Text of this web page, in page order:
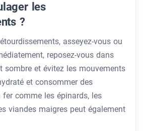
les
?
asseyez-vous ou
reposez-vous dans
sombre et évitez les mouvements
et consommer des
comme les épinards, les
viandes maigres peut également